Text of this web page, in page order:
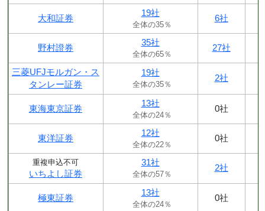
大和証券
19社
全体の35％
6社
野村證券
35社
全体の65％
27社
三菱UFJモルガン・ス
タンレー証券
19社
全体の35％
2社
東海東京証券
13社
全体の24％
0社
東洋証券
12社
全体の22％
0社
重複申込不可
いちよし証券
31社
全体の57％
2社
極東証券
13社
全体の24％
0社